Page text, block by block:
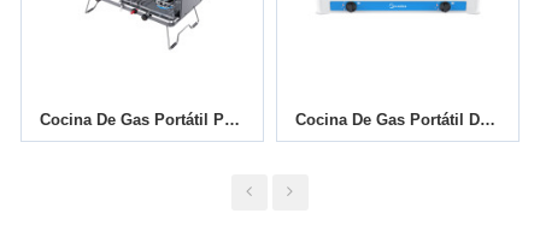
Cocina De Gas Portátil Para Camping De 2 Quemadores Con Carrocería Pintada SG-203-04 Cocina De Gas Portátil De 2 Quemadores Para Acampar Con Cuerpo De Pintura TGW2-B-2